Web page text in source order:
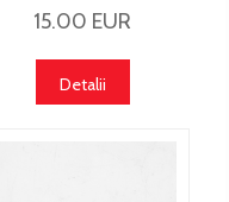
15.00 EUR
Detalii